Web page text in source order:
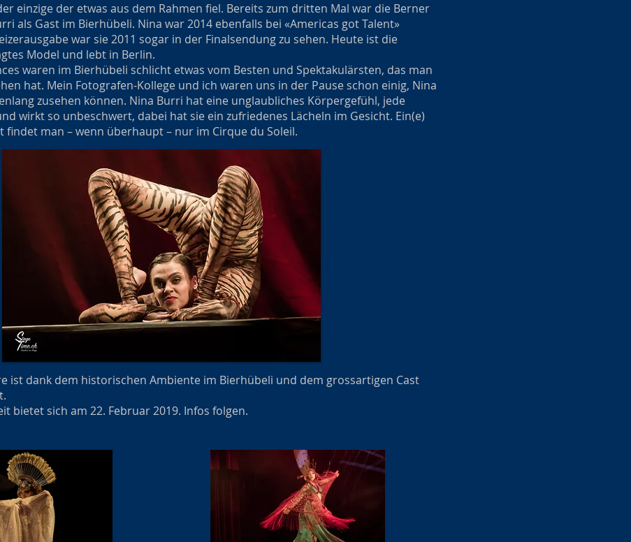
einzige der etwas aus dem Rahmen fiel. Bereits zum dritten Mal war die Berner
als Gast im Bierhübeli. Nina war 2014 ebenfalls bei «Americas got Talent»
war sie 2011 sogar in der Finalsendung zu sehen. Heute ist die
Model und lebt in Berlin.
waren im Bierhübeli schlicht etwas vom Besten und Spektakulärsten, das man
hat. Mein Fotografen-Kollege und ich waren uns in der Pause schon einig, Nina
zusehen können. Nina Burri hat eine unglaubliches Körpergefühl, jede
wirkt so unbeschwert, dabei hat sie ein zufriedenes Lächeln im Gesicht. Ein(e)
man – wenn überhaupt – nur im Cirque du Soleil.
ist dank dem historischen Ambiente im Bierhübeli und dem grossartigen Cast
bietet sich am 22. Februar 2019. Infos folgen.